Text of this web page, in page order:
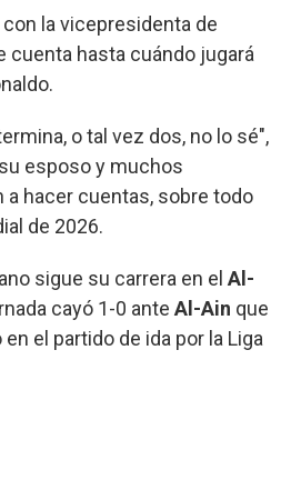
la vicepresidenta de
cuenta hasta cuándo jugará
o tal vez dos, no lo sé",
esposo y muchos
hacer cuentas, sobre todo
de 2026.
sigue su carrera en el Al-
cayó 1-0 ante Al-Ain que
el partido de ida por la Liga